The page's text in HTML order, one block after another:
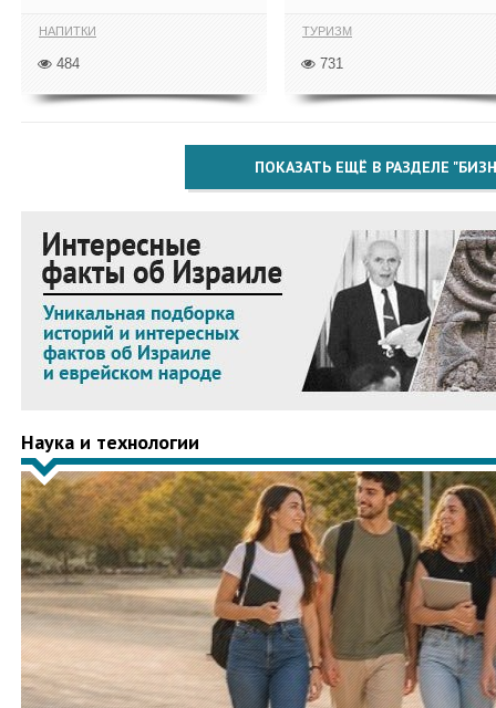
НАПИТКИ
484
ТУРИЗМ
731
ПОКАЗАТЬ ЕЩЁ В РАЗДЕЛЕ
Наука и технологии